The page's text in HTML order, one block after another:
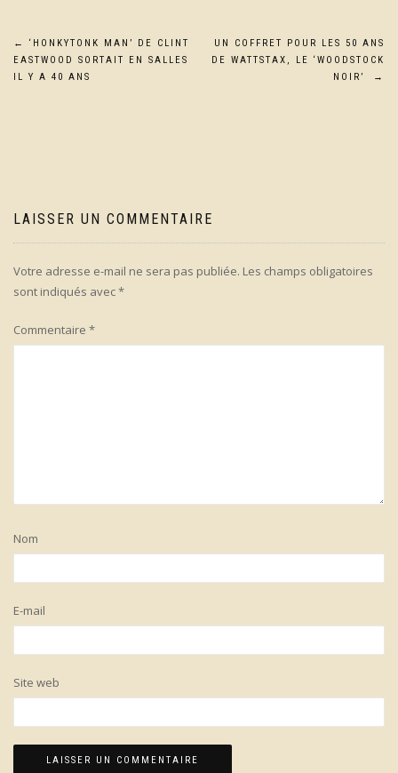
Navigation
de
←
‘HONKYTONK MAN’ DE CLINT
EASTWOOD SORTAIT EN SALLES
IL Y A 40 ANS
UN COFFRET POUR LES 50 ANS
DE WATTSTAX, LE ‘WOODSTOCK
NOIR’
→
LAISSER UN COMMENTAIRE
Votre adresse e-mail ne sera pas publiée. Les champs obligatoires
sont indiqués avec*
Commentaire *
Nom
E-mail
Site web